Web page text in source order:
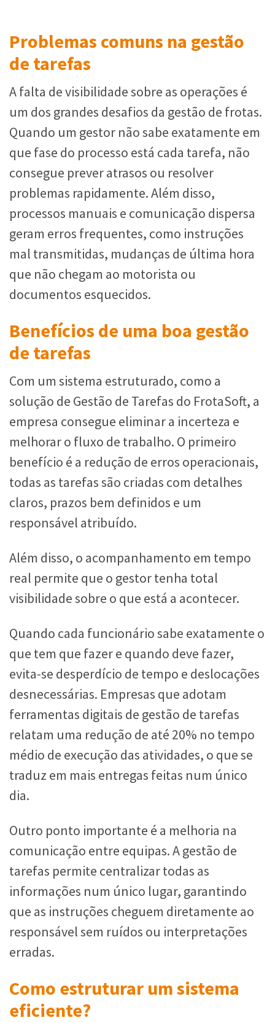
Problemas comuns na gestão
de tarefas
A falta de visibilidade sobre as operações é
um dos grandes desafios da gestão de frotas.
Quando um gestor não sabe exatamente em
que fase do processo está cada tarefa, não
consegue prever atrasos ou resolver
problemas rapidamente. Além disso,
processos manuais e comunicação dispersa
geram erros frequentes, como instruções
mal transmitidas, mudanças de última hora
que não chegam ao motorista ou
documentos esquecidos.
Benefícios de uma boa gestão
de tarefas
Com um sistema estruturado, como a
solução de Gestão de Tarefas do FrotaSoft, a
empresa consegue eliminar a incerteza e
melhorar o fluxo de trabalho. O primeiro
benefício é a redução de erros operacionais,
todas as tarefas são criadas com detalhes
claros, prazos bem definidos e um
responsável atribuído.
Além disso, o acompanhamento em tempo
real permite que o gestor tenha total
visibilidade sobre o que está a acontecer.
Quando cada funcionário sabe exatamente o
que tem que fazer e quando deve fazer,
evita-se desperdício de tempo e deslocações
desnecessárias. Empresas que adotam
ferramentas digitais de gestão de tarefas
relatam uma redução de até 20% no tempo
médio de execução das atividades, o que se
traduz em mais entregas feitas num único
dia.
Outro ponto importante é a melhoria na
comunicação entre equipas. A gestão de
tarefas permite centralizar todas as
informações num único lugar, garantindo
que as instruções cheguem diretamente ao
responsável sem ruídos ou interpretações
erradas.
Como estruturar um sistema
eficiente?